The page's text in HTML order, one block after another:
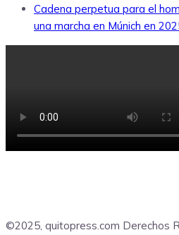
Cadena perpetua para el
una marcha en Múnich en
©2025, quitopress.com Derechos